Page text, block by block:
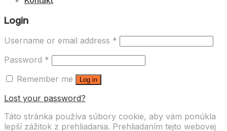
Login
Username or email address *
Password *
Remember me
Log in
Lost your password?
Táto stránka používa súbory cookie, aby vám ponúkla
lepší zážitok z prehliadania. Prehliadaním tejto webovej